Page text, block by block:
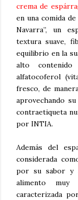
crema de
en una comida
Navarra”, un
textura suave,
equilibrio en la
alto contenido
alfatocoferol
fresco, de
aprovechando
contraetiqueta
por INTIA.
Además del
considerada
por su sabor y
alimento muy
caracterizada